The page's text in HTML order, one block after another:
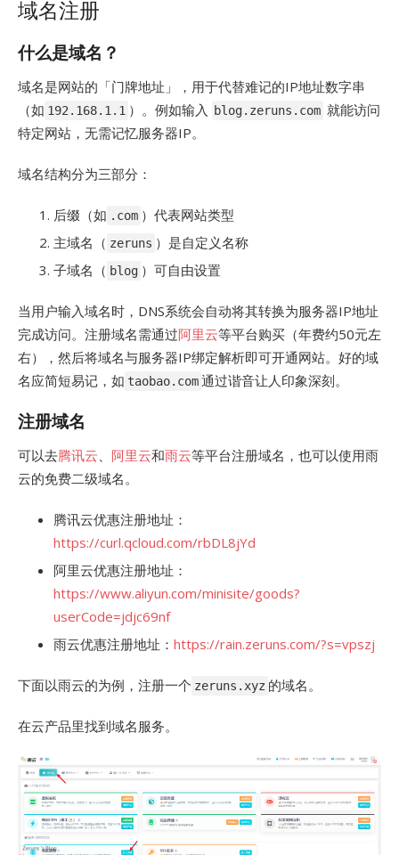
域名注册
什么是域名？
域名是网站的「门牌地址」，用于代替难记的IP地址数字串
（如 192.168.1.1 ）。例如输入 blog.zeruns.com 就能访问
特定网站，无需记忆服务器IP。
域名结构分为三部分：
后缀（如 .com ）代表网站类型
主域名（ zeruns ）是自定义名称
子域名（ blog ）可自由设置
当用户输入域名时，DNS系统会自动将其转换为服务器IP地址
完成访问。注册域名需通过阿里云等平台购买（年费约50元左
右），然后将域名与服务器IP绑定解析即可开通网站。好的域
名应简短易记，如 taobao.com 通过谐音让人印象深刻。
注册域名
可以去腾讯云、 阿里云和雨云等平台注册域名，也可以使用雨
云的免费二级域名。
腾讯云优惠注册地址：
https://curl.qcloud.com/rbDL8jYd
阿里云优惠注册地址：
https://www.aliyun.com/minisite/goods?
userCode=jdjc69nf
雨云优惠注册地址： https://rain.zeruns.com/?s=vpszj
下面以雨云的为例，注册一个 zeruns.xyz 的域名。
在云产品里找到域名服务。